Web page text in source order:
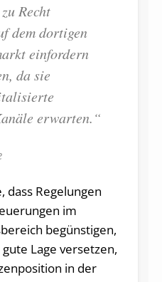
Recht
dem dortigen
einfordern
da sie
erwarten.“
dass Regelungen
im
begünstigen,
Lage versetzen,
in der